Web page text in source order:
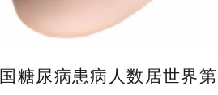
糖尿病患病人数居世界